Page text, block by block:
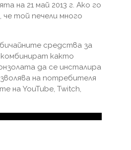
на 21 май 2013 г. Ако го
той печели много
средства за
както
да се инсталира
на потребителя
на YouTube, Twitch,